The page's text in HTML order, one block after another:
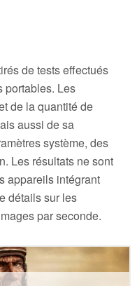
de tests effectués
portables. Les
de la quantité de
aussi de sa
système, des
Les résultats ne sont
appareils intégrant
détails sur les
par seconde.